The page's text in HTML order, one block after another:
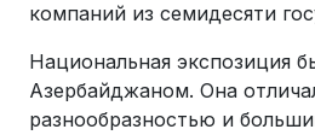
компаний из семидесяти
Национальная экспозиция
Азербайджаном. Она
разнообразностью и